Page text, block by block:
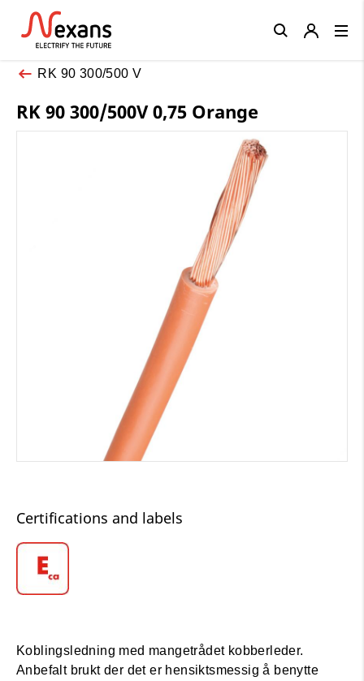
RK 90 300/500 V
RK 90 300/500V 0,75 Orange
Certifications and labels
Koblingsledning med mangetrådet kobberleder.
Anbefalt brukt der det er hensiktsmessig å benytte
Close